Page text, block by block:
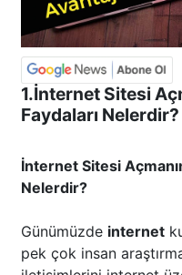
1.İnternet Sitesi
Faydaları Nelerdir?
İnternet Sitesi
Nelerdir?
Günümüzde internet
pek çok insan